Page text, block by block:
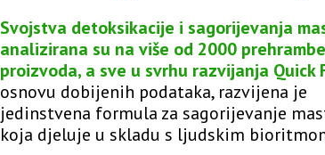
Svojstva detoksikacije i sagorijevanja
analizirana su na više od 2000
proizvoda, a sve u svrhu razvijanja Quick
osnovu dobijenih podataka, razvijena je
jedinstvena formula za sagorijevanje
koja djeluje u skladu s ljudskim